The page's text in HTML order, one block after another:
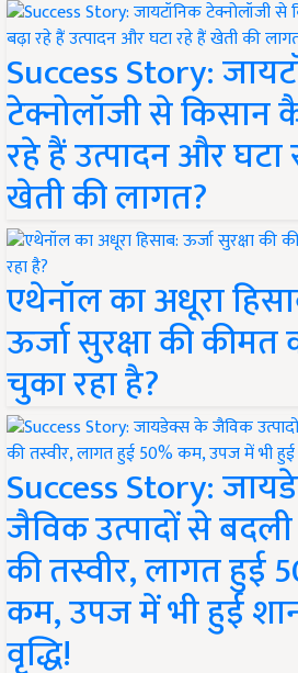
Success Story:
टेक्नोलॉजी से किसान
रहे हैं उत्पादन और घटा
खेती की लागत?
एथेनॉल का अधूरा
ऊर्जा सुरक्षा की कीमत
चुका रहा है?
Success Story:
जैविक उत्पादों से
की तस्वीर, लागत हुई
कम, उपज में भी हुई
वृद्धि!